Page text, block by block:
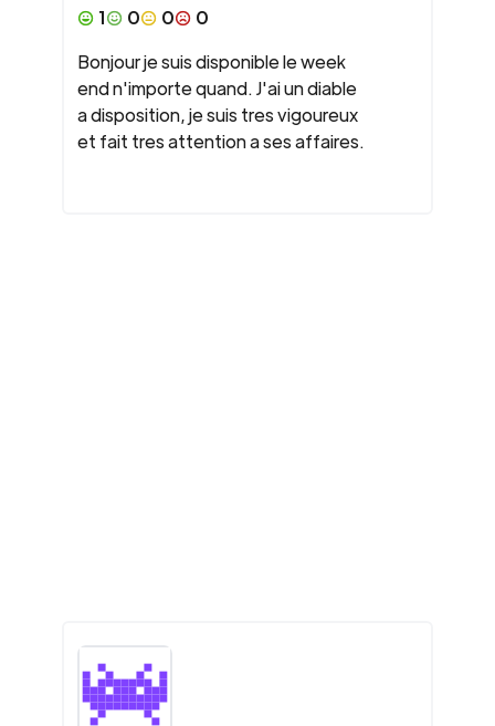
1 0 0
0
Bonjour je suis disponible le week
end n'importe quand. J'ai un diable
a disposition, je suis tres vigoureux
et fait tres attention a ses affaires.